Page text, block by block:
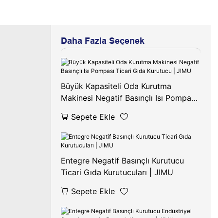
Daha Fazla Seçenek
Büyük Kapasiteli Oda Kurutma
Makinesi Negatif Basınçlı Isı Pompası
Sepete Ekle
Entegre Negatif Basınçlı Kurutucu
Ticari Gıda Kurutucuları | JIMU
Sepete Ekle